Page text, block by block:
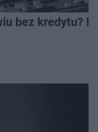
bez kredytu?